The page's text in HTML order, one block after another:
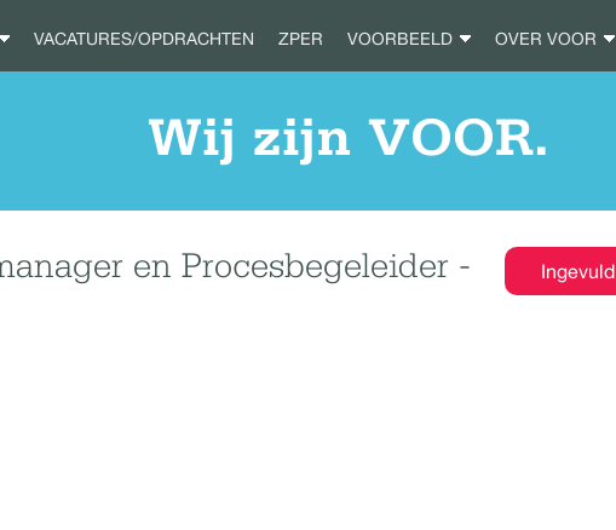
VACATURES/OPDRACHTEN ZPER VOORBEELD OVER VOOR
Wij zijn VOOR.
Ingevuld
en Procesbegeleider -